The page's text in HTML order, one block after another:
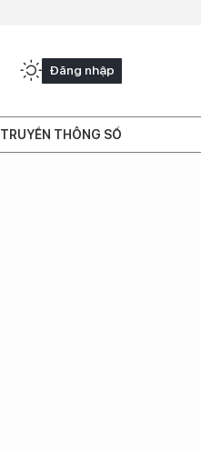
Đăng nhập
TRUYỀN THÔNG SỐ